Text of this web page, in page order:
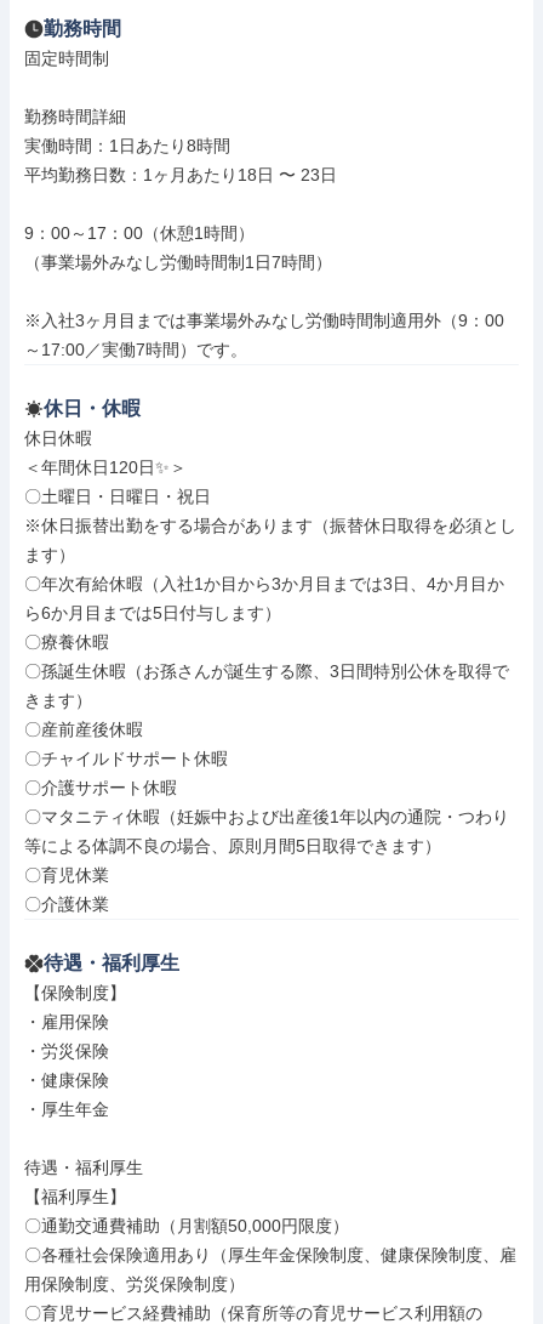
勤務時間
固定時間制
勤務時間詳細
実働時間：1日あたり8時間
平均勤務日数：1ヶ月あたり18日 〜 23日
9：00～17：00（休憩1時間）
（事業場外みなし労働時間制1日7時間）
※入社3ヶ月目までは事業場外みなし労働時間制適用外（9：00
～17:00／実働7時間）です。
休日・休暇
休日休暇
＜年間休日120日✨＞
〇土曜日・日曜日・祝日
※休日振替出勤をする場合があります（振替休日取得を必須とし
ます）
〇年次有給休暇（入社1か目から3か月目までは3日、4か月目か
ら6か月目までは5日付与します）
〇療養休暇
〇孫誕生休暇（お孫さんが誕生する際、3日間特別公休を取得で
きます）
〇産前産後休暇
〇チャイルドサポート休暇
〇介護サポート休暇
〇マタニティ休暇（妊娠中および出産後1年以内の通院・つわり
等による体調不良の場合、原則月間5日取得できます）
〇育児休業
〇介護休業
待遇・福利厚生
【保険制度】
・雇用保険
・労災保険
・健康保険
・厚生年金
待遇・福利厚生
【福利厚生】
〇通勤交通費補助（月割額50,000円限度）
〇各種社会保険適用あり（厚生年金保険制度、健康保険制度、雇
用保険制度、労災保険制度）
〇育児サービス経費補助（保育所等の育児サービス利用額の